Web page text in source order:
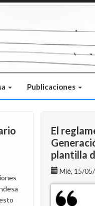
Publicaciones
El
plantilla
Mié, 15/